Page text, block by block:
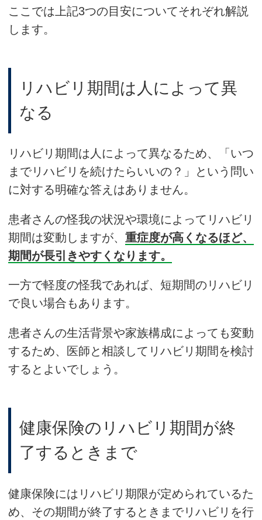
ここでは上記3つの目安についてそれぞれ解説
します。
リハビリ期間は人によって異
なる
リハビリ期間は人によって異なるため、「いつ
までリハビリを続けたらいいの？」という問い
に対する明確な答えはありません。
患者さんの怪我の状況や環境によってリハビリ
期間は変動しますが、 重症度が高くなるほど、
期間が長引きやすくなります。
一方で軽度の怪我であれば、短期間のリハビリ
で良い場合もあります。
患者さんの生活背景や家族構成によっても変動
するため、医師と相談してリハビリ期間を検討
するとよいでしょう。
健康保険のリハビリ期間が終
了するときまで
健康保険にはリハビリ期限が定められているた
め、その期間が終了するときまでリハビリを行